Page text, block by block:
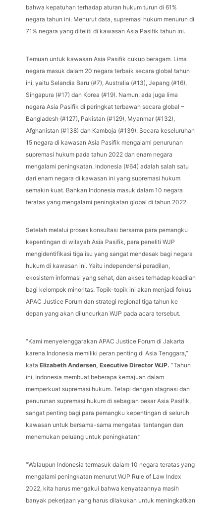
bahwa kepatuhan terhadap aturan hukum turun di 61%
negara tahun ini. Menurut data, supremasi hukum menurun di
71% negara yang diteliti di kawasan Asia Pasifik tahun ini.
Temuan untuk kawasan Asia Pasifik cukup beragam. Lima
negara masuk dalam 20 negara terbaik secara global tahun
ini, yaitu Selandia Baru (#7), Australia (#13), Jepang (#16),
Singapura (#17) dan Korea (#19). Namun, ada juga lima
negara Asia Pasifik di peringkat terbawah secara global –
Bangladesh (#127), Pakistan (#129), Myanmar (#132),
Afghanistan (#138) dan Kamboja (#139). Secara keseluruhan
15 negara di kawasan Asia Pasifik mengalami penurunan
supremasi hukum pada tahun 2022 dan enam negara
mengalami peningkatan. Indonesia (#64) adalah salah satu
dari enam negara di kawasan ini yang supremasi hukum
semakin kuat. Bahkan Indonesia masuk dalam 10 negara
teratas yang mengalami peningkatan global di tahun 2022.
Setelah melalui proses konsultasi bersama para pemangku
kepentingan di wilayah Asia Pasifik, para peneliti WJP
mengidentifikasi tiga isu yang sangat mendesak bagi negara
hukum di kawasan ini. Yaitu independensi peradilan,
ekosistem informasi yang sehat, dan akses terhadap keadilan
bagi kelompok minoritas. Topik-topik ini akan menjadi fokus
APAC Justice Forum dan strategi regional tiga tahun ke
depan yang akan diluncurkan WJP pada acara tersebut.
“Kami menyelenggarakan APAC Justice Forum di Jakarta
karena Indonesia memiliki peran penting di Asia Tenggara,”
kata Elizabeth Andersen, Executive Director WJP. “Tahun
ini, Indonesia membuat beberapa kemajuan dalam
memperkuat supremasi hukum. Tetapi dengan stagnasi dan
penurunan supremasi hukum di sebagian besar Asia Pasifik,
sangat penting bagi para pemangku kepentingan di seluruh
kawasan untuk bersama-sama mengatasi tantangan dan
menemukan peluang untuk peningkatan.”
“Walaupun Indonesia termasuk dalam 10 negara teratas yang
mengalami peningkatan menurut WJP Rule of Law Index
2022, kita harus mengakui bahwa kenyataannya masih
banyak pekerjaan yang harus dilakukan untuk meningkatkan